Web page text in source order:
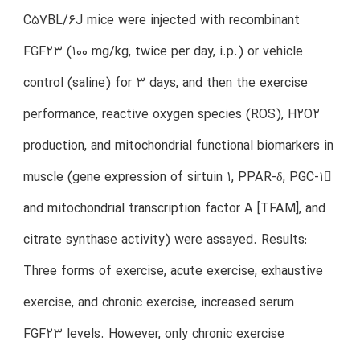
C57BL/6J mice were injected with recombinant
FGF23 (100 mg/kg, twice per day, i.p.) or vehicle
control (saline) for 3 days, and then the exercise
performance, reactive oxygen species (ROS), H2O2
production, and mitochondrial functional biomarkers in
muscle (gene expression of sirtuin 1, PPAR-δ, PGC-1
and mitochondrial transcription factor A [TFAM], and
citrate synthase activity) were assayed. Results:
Three forms of exercise, acute exercise, exhaustive
exercise, and chronic exercise, increased serum
FGF23 levels. However, only chronic exercise